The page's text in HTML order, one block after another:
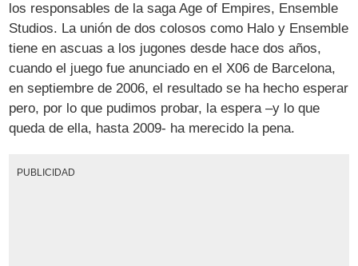
los responsables de la saga Age of Empires, Ensemble
Studios. La unión de dos colosos como Halo y Ensemble
tiene en ascuas a los jugones desde hace dos años,
cuando el juego fue anunciado en el X06 de Barcelona,
en septiembre de 2006, el resultado se ha hecho esperar
pero, por lo que pudimos probar, la espera –y lo que
queda de ella, hasta 2009- ha merecido la pena.
PUBLICIDAD